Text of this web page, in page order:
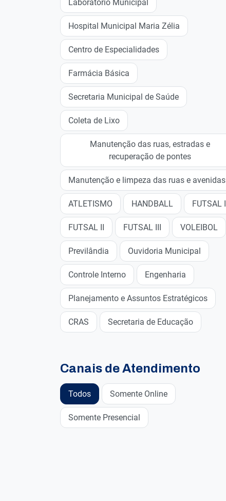
Laboratório Municipal
Hospital Municipal Maria Zélia
Centro de Especialidades
Farmácia Básica
Secretaria Municipal de Saúde
Coleta de Lixo
Manutenção das ruas, estradas e
recuperação de pontes
Manutenção e limpeza das ruas e avenidas
ATLETISMO HANDBALL FUTSAL I
FUTSAL II FUTSAL III VOLEIBOL
Previlândia Ouvidoria Municipal
Controle Interno Engenharia
Planejamento e Assuntos Estratégicos
CRAS Secretaria de Educação
Canais de Atendimento
Todos Somente Online
Somente Presencial